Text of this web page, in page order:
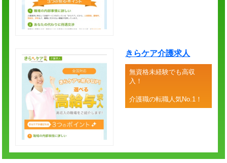
きらケア介護求人
無資格未経験でも高収
入！
介護職の転職人気No.1！